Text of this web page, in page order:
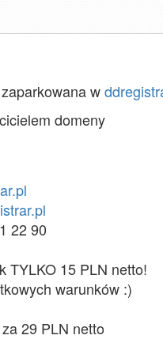
w
domeny
22 90
TYLKO 15 PLN netto!
warunków :)
za 29 PLN netto